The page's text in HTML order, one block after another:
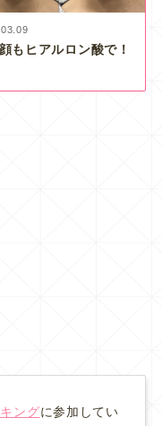
もヒアルロン酸で！
ングに参加してい